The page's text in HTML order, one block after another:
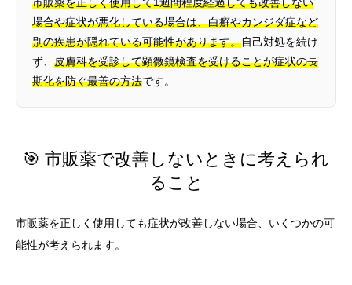
場合や症状が悪化している場合は、白癬やカンジダ症など
別の疾患が隠れている可能性があります。自己対処を続け
ず、 皮膚科を受診して顕微鏡検査を受けることが症状の長
期化を防ぐ最善の方法です。
🎯 市販薬で改善しないときに考えられ
ること
市販薬を正しく使用しても症状が改善しない場合、いくつかの可
能性が考えられます。